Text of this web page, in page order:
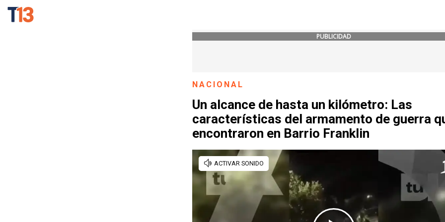
PUBLICIDAD
NACIONAL
Un alcance de hasta un kilómetro: Las
características del armamento de guerra
encontraron en Barrio Franklin